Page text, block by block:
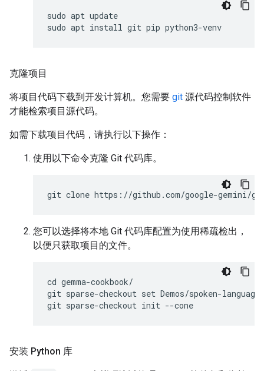
sudo apt update
克隆项目
将项目代码下载到开发计算机。您需要 git 源代码控制软件
才能检索项目源代码。
如需下载项目代码，请执行以下操作：
使用以下命令克隆 Git 代码库。
您可以选择将本地 Git 代码库配置为使用稀疏检出，
以便只获取项目的文件。
cd gemma-cookbook/
git sparse-checkout set Demos/spoken-
安装 Python 库